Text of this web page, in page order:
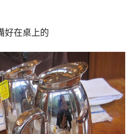
好在桌上的